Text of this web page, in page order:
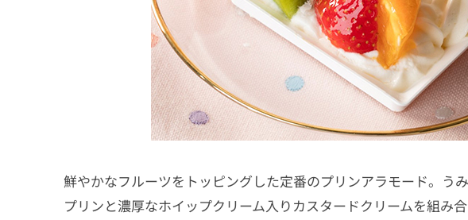
鮮やかなフルーツをトッピングした定番のプリンアラモード。う
プリンと濃厚なホイップクリーム入りカスタードクリームを組み